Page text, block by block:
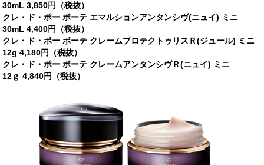
30mL 3,850円（税抜）
クレ・ド・ポー ボーテ エマルションアンタンシヴ(ニュイ) ミニ
30mL 4,400円（税抜）
クレ・ド・ポー ボーテ クレームプロテクトゥリスＲ(ジュール) ミニ
12g 4,180円（税抜）
クレ・ド・ポー ボーテ クレームアンタンシヴＲ(ニュイ) ミニ
12ｇ 4,840円（税抜）